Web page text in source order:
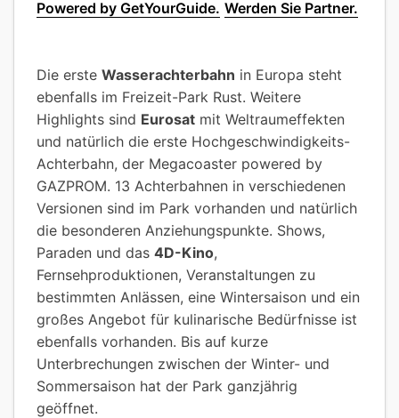
Powered by GetYourGuide. Werden Sie Partner.
Die erste Wasserachterbahn in Europa steht
ebenfalls im Freizeit-Park Rust. Weitere
Highlights sind Eurosat mit Weltraumeffekten
und natürlich die erste Hochgeschwindigkeits-
Achterbahn, der Megacoaster powered by
GAZPROM. 13 Achterbahnen in verschiedenen
Versionen sind im Park vorhanden und natürlich
die besonderen Anziehungspunkte. Shows,
Paraden und das 4D-Kino,
Fernsehproduktionen, Veranstaltungen zu
bestimmten Anlässen, eine Wintersaison und ein
großes Angebot für kulinarische Bedürfnisse ist
ebenfalls vorhanden. Bis auf kurze
Unterbrechungen zwischen der Winter- und
Sommersaison hat der Park ganzjährig
geöffnet.